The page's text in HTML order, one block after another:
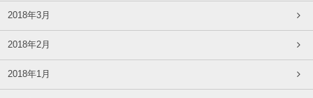
2018年3月
2018年2月
2018年1月